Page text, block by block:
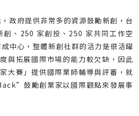
政府提供非常多的資源鼓勵新創，台
、250 家創投、250 家共同工作空
中心，整體新創社群的活力是很活躍
與拓展國際市場的能力較欠缺，因此
大賽」提供國際業師輔導與評審，就
鼓勵創業家以國際觀點來發展事